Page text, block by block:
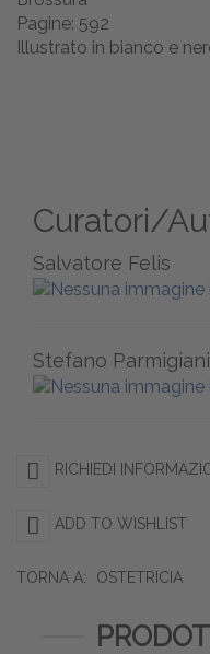
Pagine: 592
Illustrato in bianco e
Curatori/
Salvatore Felis
Stefano Parmigiani
RICHIEDI
ADD TO WISHLIST
TORNA A: OSTETRICIA